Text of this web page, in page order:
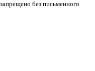
без письменного